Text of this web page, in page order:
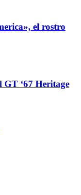
el rostro
GT ‘67 Heritage